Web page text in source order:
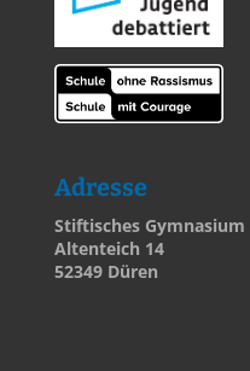
Adresse
Stiftisches Gymnasium
Altenteich 14
52349 Düren